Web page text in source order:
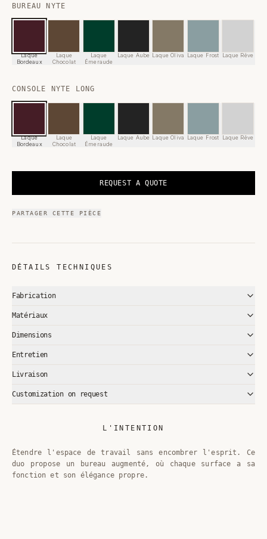
BUREAU NYTE
Laque
Bordeaux
Laque
Chocolat
Laque
Émeraude
Laque Aube Laque Oliva Laque Frost Laque Rêve
CONSOLE NYTE LONG
Laque
Bordeaux
Laque
Chocolat
Laque
Émeraude
Laque Aube Laque Oliva Laque Frost Laque Rêve
REQUEST A QUOTE
PARTAGER CETTE PIÈCE
DÉTAILS TECHNIQUES
Fabrication
Matériaux
Dimensions
Entretien
Livraison
Customization on request
L'INTENTION
Étendre l'espace de travail sans encombrer l'esprit. Ce
duo propose un bureau augmenté, où chaque surface a sa
fonction et son élégance propre.